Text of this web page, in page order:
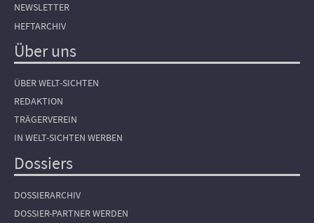
NEWSLETTER
HEFTARCHIV
Über uns
ÜBER WELT-SICHTEN
REDAKTION
TRÄGERVEREIN
IN WELT-SICHTEN WERBEN
Dossiers
DOSSIERARCHIV
DOSSIER-PARTNER WERDEN